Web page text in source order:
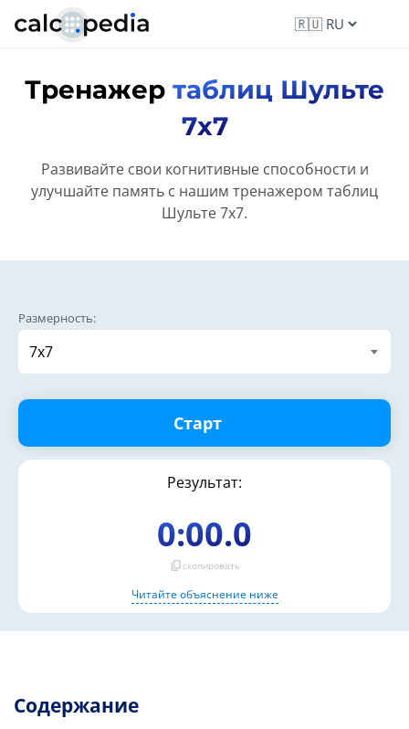
Тренажер таблиц Шульте
7x7
Развивайте свои когнитивные способности и
улучшайте память с нашим тренажером таблиц
Шульте 7x7.
Размерность:
Старт
Результат:
0:00.0
content_copyскопировать
Читайте объяснение ниже
Содержание